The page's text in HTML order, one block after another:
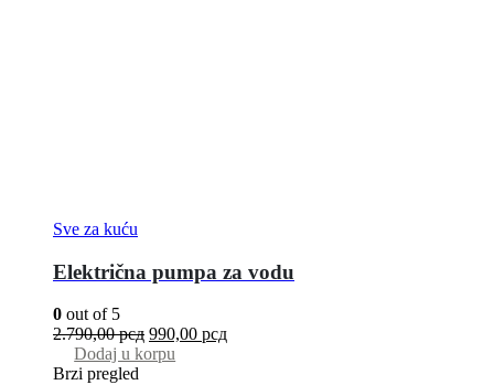
Sve za kuću
Električna pumpa za vodu
0 out of 5
2.790,00рсд 990,00 рсд
Dodaj u korpu
Brzi pregled